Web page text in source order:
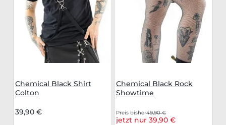
Chemical Black Shirt
Colton
39,90 €
Chemical Black Rock
Showtime
Preis bisher49,90 €
jetzt nur 39,90 €